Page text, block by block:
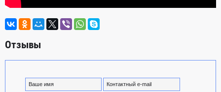
Отзывы